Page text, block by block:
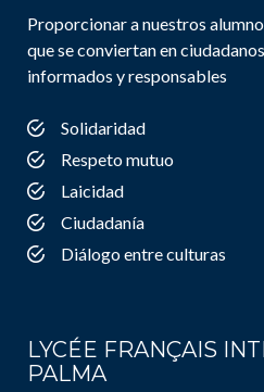
Proporcionar a nuestros
que se conviertan en
informados y responsables
Solidaridad
Respeto mutuo
Laicidad
Ciudadanía
Diálogo entre culturas
LYCÉE FRANÇAIS
PALMA